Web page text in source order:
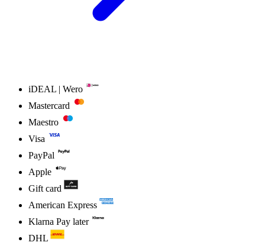
iDEAL | Wero
Mastercard
Maestro
Visa
PayPal
Apple
Gift card
American Express
Klarna Pay later
DHL